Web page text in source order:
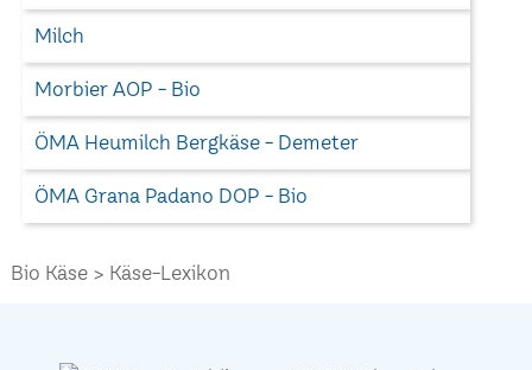
Milch
Morbier AOP - Bio
ÖMA Heumilch Bergkäse - Demeter
ÖMA Grana Padano DOP - Bio
Bio Käse Käse-Lexikon